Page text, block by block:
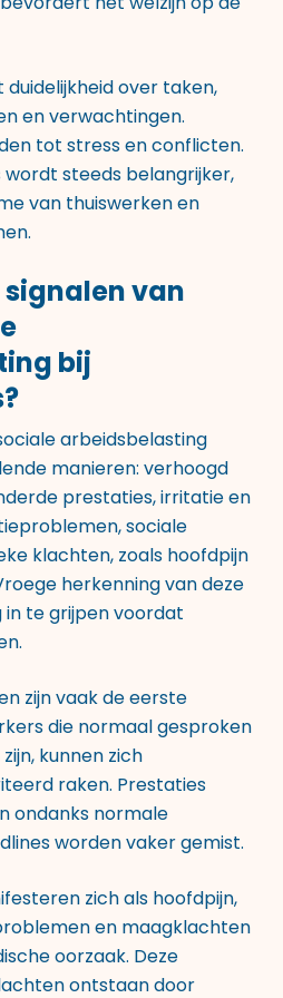
over taken,
en verwachtingen.
tot stress en conflicten.
steeds belangrijker,
van thuiswerken en
signalen van
bij
arbeidsbelasting
manieren: verhoogd
prestaties, irritatie en
sociale
klachten, zoals hoofdpijn
herkenning van deze
in te grijpen voordat
zijn vaak de eerste
die normaal gesproken
kunnen zich
raken. Prestaties
ondanks normale
worden vaker gemist.
zich als hoofdpijn,
en maagklachten
oorzaak. Deze
ontstaan door